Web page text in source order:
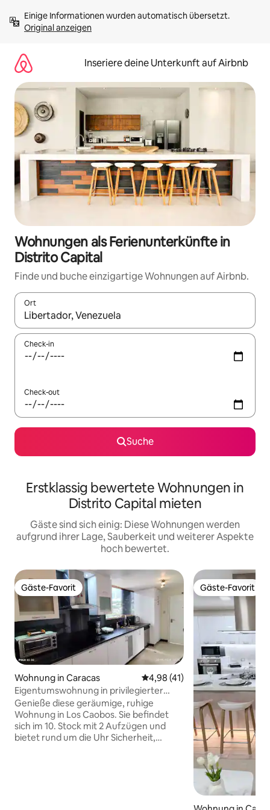
Inhalten
springenOriginal anzeigen
Inseriere deine Unterkunft auf Airbnb
Wohnungen als Ferienunterkünfte in
Distrito Capital
Finde und buche einzigartige Wohnungen auf Airbnb.
Ort
Wenn Ergebnisse verfügbar sind, navigiere mit den
Check-in
Check-out
Suche
Erstklassig bewertete Wohnungen in
Distrito Capital mieten
Gäste sind sich einig: Diese Wohnungen werden
aufgrund ihrer Lage, Sauberkeit und weiterer Aspekte
hoch bewertet.
Gäste-Favorit
Gäste-Favorit
Wohnung in Caracas Durchschnittliche Bewertung:
4,98 (41)
Eigentumswohnung in privilegierter
Gegend
Genieße diese geräumige, ruhige
Wohnung in Los Caobos. Sie befindet
sich im 10. Stock mit 2 Aufzügen und
bietet rund um die Uhr Sicherheit,
Gäste-Favorit
Gäste-Favorit